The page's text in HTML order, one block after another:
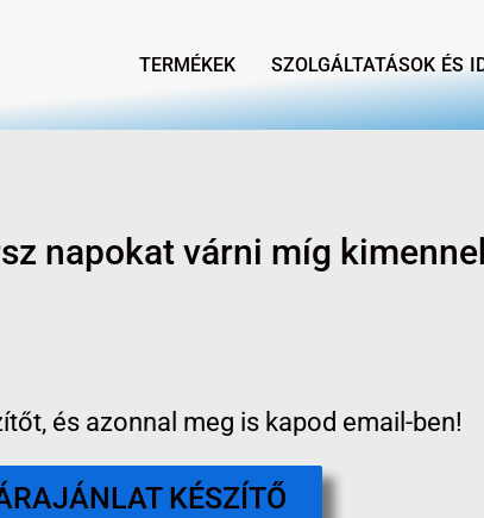
TERMÉKEK SZOLGÁLTATÁSOK ÉS
napokat várni míg
és azonnal meg is kapod email-ben!
KÉSZÍTŐ